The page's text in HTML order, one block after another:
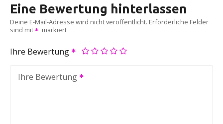
Eine Bewertung hinterlassen
Deine E-Mail-Adresse wird nicht veröffentlicht. Erforderliche Felder
sind mit
markiert
Ihre Bewertung
Ihre Bewertung